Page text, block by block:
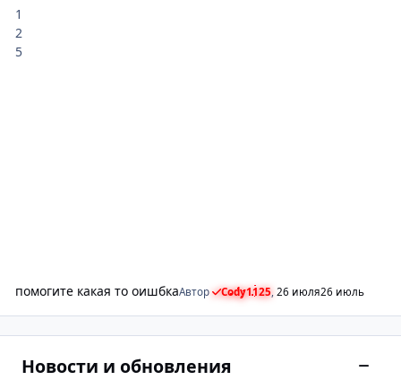
помогите какая то оишбкаАвтор Cody1125, 26 июля26 июль
Новости и обновления